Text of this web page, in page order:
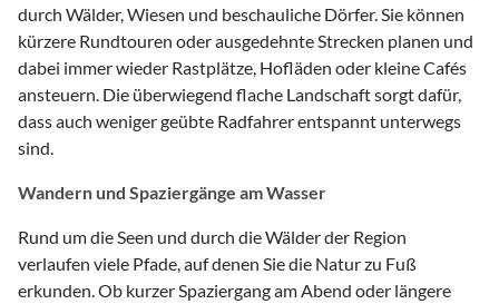
durch Wälder, Wiesen und beschauliche Dörfer. Sie können
kürzere Rundtouren oder ausgedehnte Strecken planen und
dabei immer wieder Rastplätze, Hofläden oder kleine Cafés
ansteuern. Die überwiegend flache Landschaft sorgt dafür,
dass auch weniger geübte Radfahrer entspannt unterwegs
sind.
Wandern und Spaziergänge am Wasser
Rund um die Seen und durch die Wälder der Region
verlaufen viele Pfade, auf denen Sie die Natur zu Fuß
erkunden. Ob kurzer Spaziergang am Abend oder längere